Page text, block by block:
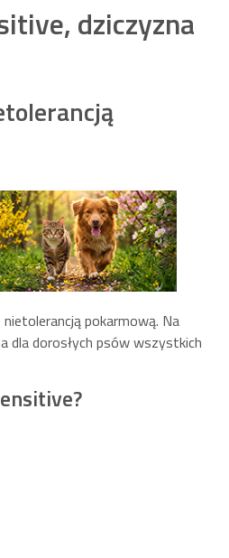
dziczyzna
pokarmową. Na
dla dorosłych psów wszystkich